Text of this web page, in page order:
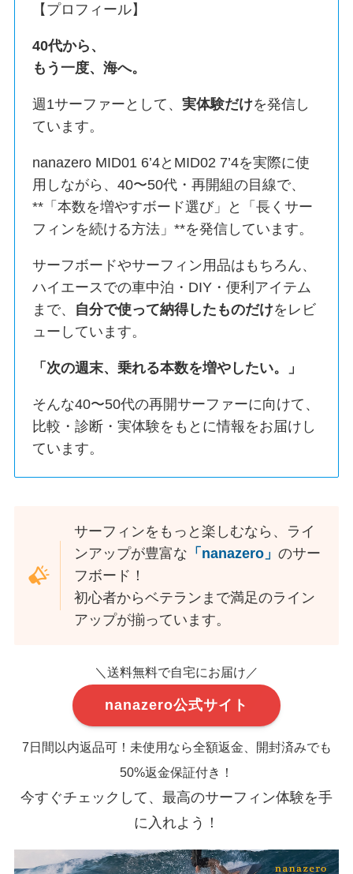
【プロフィール】
40代から、
もう一度、海へ。
週1サーファーとして、実体験だけを発信し
ています。
nanazero MID01 6’4とMID02 7’4を実際に使
用しながら、40〜50代・再開組の目線で、
**「本数を増やすボード選び」と「長くサー
フィンを続ける方法」**を発信しています。
サーフボードやサーフィン用品はもちろん、
ハイエースでの車中泊・DIY・便利アイテム
まで、 自分で使って納得したものだけをレビ
ューしています。
「次の週末、乗れる本数を増やしたい。」
そんな40〜50代の再開サーファーに向けて、
比較・診断・実体験をもとに情報をお届けし
ています。
サーフィンをもっと楽しむなら、ライ
ンアップが豊富な 「nanazero」のサー
フボード！
初心者からベテランまで満足のライン
アップが揃っています。
＼送料無料で自宅にお届け／
nanazero公式サイト
7日間以内返品可！未使用なら全額返金、開封済みでも
50%返金保証付き！
今すぐチェックして、最高のサーフィン体験を手
に入れよう！